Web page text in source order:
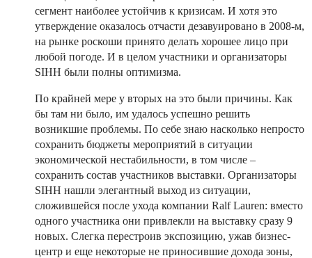
сегмент наиболее устойчив к кризисам. И хотя это
утверждение оказалось отчасти дезавуировано в 2008-м,
на рынке роскоши принято делать хорошее лицо при
любой погоде. И в целом участники и организаторы
SIHH были полны оптимизма.
По крайней мере у вторых на это были причины. Как
бы там ни было, им удалось успешно решить
возникшие проблемы. По себе знаю насколько непросто
сохранить бюджеты мероприятий в ситуации
экономической нестабильности, в том числе –
сохранить состав участников выставки. Организаторы
SIHH нашли элегантный выход из ситуации,
сложившейся после ухода компании Ralf Lauren: вместо
одного участника они привлекли на выставку сразу 9
новых. Слегка перестроив экспозицию, ужав бизнес-
центр и еще некоторые не приносившие дохода зоны,